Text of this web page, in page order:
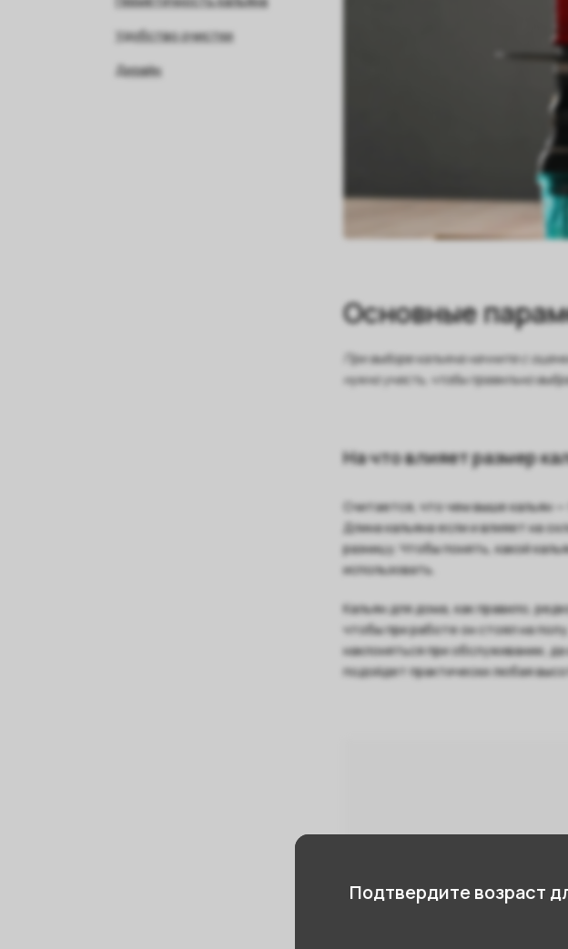
Подтвердите возраст
Удобство очистки
Дизайн
Основные
При выборе кальяна начните с
нужно учесть, чтобы правильно
На что влияет размер
Считается, что чем выше кальян
Длина кальяна если и влияет на
разницу. Чтобы понять, какой
использовать.
Кальян для дома, как правило,
чтобы при работе он стоял на
наклоняться при обслуживании,
подойдет практически любая